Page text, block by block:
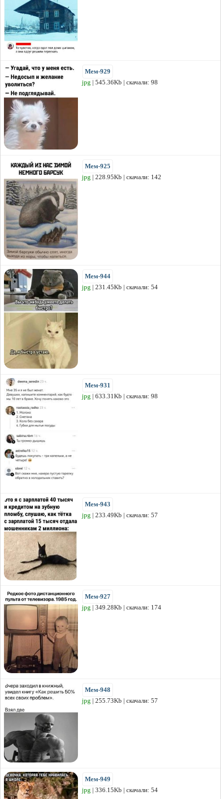
Мем-929
jpg | 545.36Kb | скачали: 98
Мем-925
jpg | 228.95Kb | скачали: 142
Мем-944
jpg | 231.45Kb | скачали: 54
Мем-931
jpg | 633.31Kb | скачали: 98
Мем-943
jpg | 233.49Kb | скачали: 57
Мем-927
jpg | 349.28Kb | скачали: 174
Мем-948
jpg | 255.73Kb | скачали: 57
Мем-949
jpg | 336.15Kb | скачали: 54